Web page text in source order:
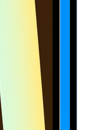
gününde
TL
12.600 TL